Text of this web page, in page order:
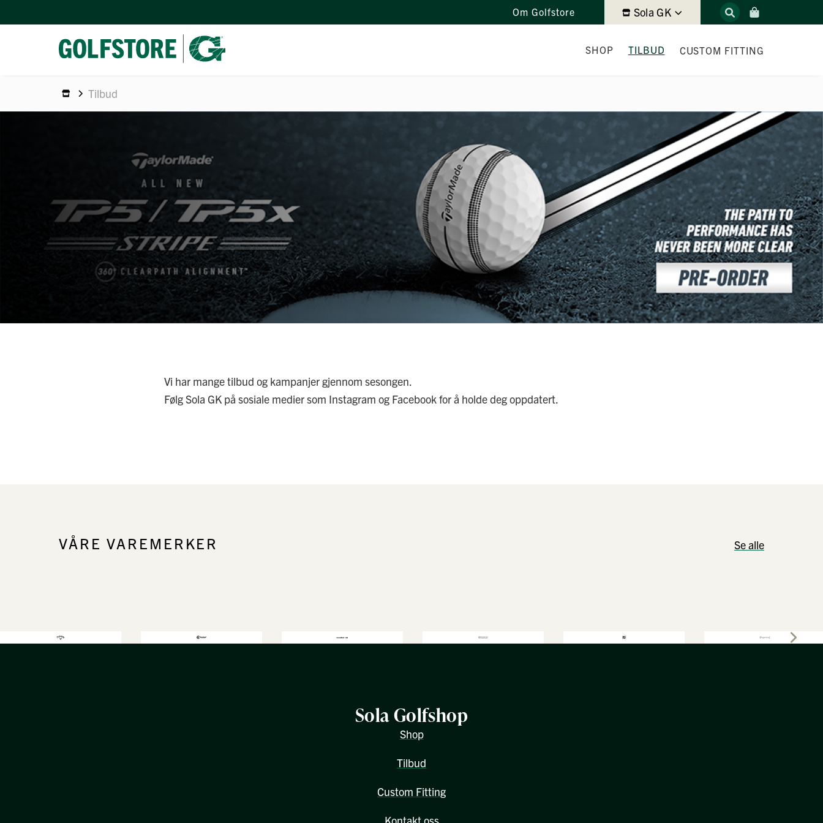
Om Golfstore Sola GK
SHOP
LEIE AV GOLFBIL
TILBUD CUSTOM FITTING
Tilbud
Vi har mange tilbud og kampanjer gjennom sesongen.
Følg Sola GK på sosiale medier som Instagram og Facebook for å holde deg oppdatert.
VÅRE VAREMERKER Se alle
Sola Golfshop
Shop
Tilbud
Custom Fitting